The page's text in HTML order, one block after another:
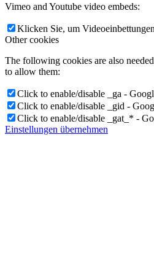
Vimeo and Youtube video embeds:
Klicken Sie, um
Other cookies
The following cookies are also
to allow them:
Click to enable/disable _ga -
Click to enable/disable _gid -
Click to enable/disable _gat_* -
Einstellungen übernehmen